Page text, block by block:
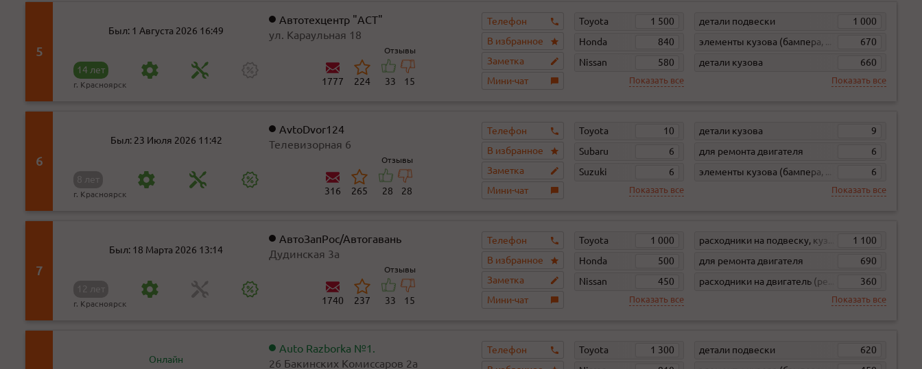
5
Был: 1 Августа 2026 16:49
14 лет
г. Красноярск
Автотехцентр "ACT"
ул. Караульная 18
1777 224
Отзывы
33 15
Телефон
В избранное
Заметка
Мини-чат
Toyota
1 500
Honda
840
Nissan
580
Показать все
детали подвески
1 000
670
детали кузова
660
Показать все
6
Был: 23 Июля 2026 11:42
г. Красноярск
AvtoDvor124
Телевизорная 6
316 265
Отзывы
28 28
Телефон
В избранное
Заметка
Мини-чат
Toyota
10
Subaru
6
Suzuki
6
Показать все
детали кузова
9
для ремонта двигателя
6
6
Показать все
7
Был: 18 Марта 2026 13:14
г. Красноярск
АвтоЗапРос/Автогавань
Дудинская 3а
1740 237
Отзывы
33 15
Телефон
В избранное
Заметка
Мини-чат
Toyota
1 000
Honda
500
Nissan
450
Показать все
1 100
для ремонта двигателя
690
360
Показать все
Онлайн
Auto Razborka №1.
26 Бакинских Комиссаров 2а
Телефон
Toyota
1 300
детали подвески
620